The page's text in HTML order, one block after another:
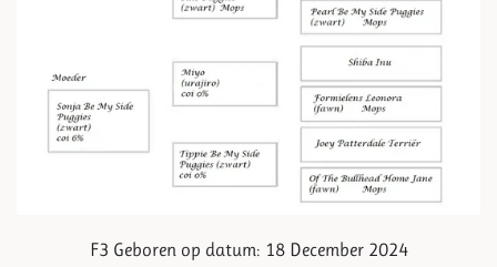
F3 Geboren op datum: 18 December 2024